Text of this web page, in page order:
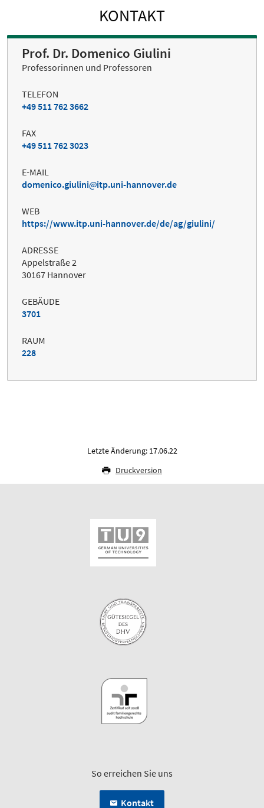
KONTAKT
Prof. Dr. Domenico Giulini
Professorinnen und Professoren
TELEFON
+49 511 762 3662
FAX
+49 511 762 3023
E-MAIL
domenico.giulini
itp.uni-hannover.de
WEB
https://www.itp.uni-hannover.de/de/ag/giulini/
ADRESSE
Appelstraße 2
30167 Hannover
GEBÄUDE
3701
RAUM
228
Letzte Änderung: 17.06.22
Druckversion
So erreichen Sie uns
Kontakt